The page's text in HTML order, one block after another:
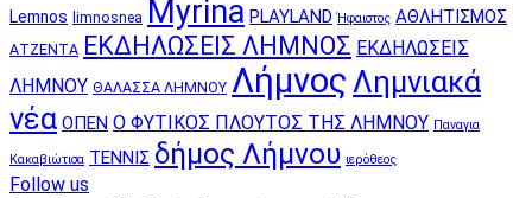
Lemnos limnosnea Myrina PLAYLAND Ήφαιστος ΑΘΛΗΤΙΣΜΟΣ
ΑΤΖΕΝΤΑ ΕΚΔΗΛΩΣΕΙΣ ΛΗΜΝΟΣ ΕΚΔΗΛΩΣΕΙΣ
ΛΗΜΝΟΥ ΘΑΛΑΣΣΑ ΛΗΜΝΟΥ Λήμνος Λημνιακά
νέα ΟΠΕΝ Ο ΦΥΤΙΚΟΣ ΠΛΟΥΤΟΣ ΤΗΣ ΛΗΜΝΟΥ Παναγια
Κακαβιώτισα ΤΕΝΝΙΣ δήμος Λήμνου ιερόθεος
Follow us